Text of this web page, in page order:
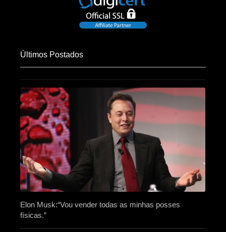
Últimos Postados
Elon Musk:“Vou vender todas as minhas posses
físicas.”